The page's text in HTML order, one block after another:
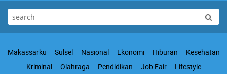
Makassarku Sulsel Nasional Ekonomi Hiburan
Kesehatan
Kriminal
Olahraga Pendidikan Job Fair Lifestyle